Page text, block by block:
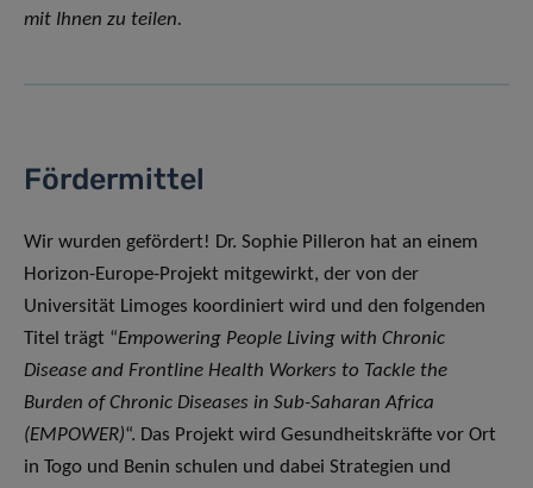
mit Ihnen zu teilen.
Fördermittel
Wir wurden gefördert! Dr. Sophie Pilleron hat an einem
Horizon-Europe-Projekt mitgewirkt, der von der
Universität Limoges koordiniert wird und den folgenden
Titel trägt “Empowering People Living with Chronic
Disease and Frontline Health Workers to Tackle the
Burden of Chronic Diseases in Sub-Saharan Africa
(EMPOWER)“. Das Projekt wird Gesundheitskräfte vor Ort
in Togo und Benin schulen und dabei Strategien und